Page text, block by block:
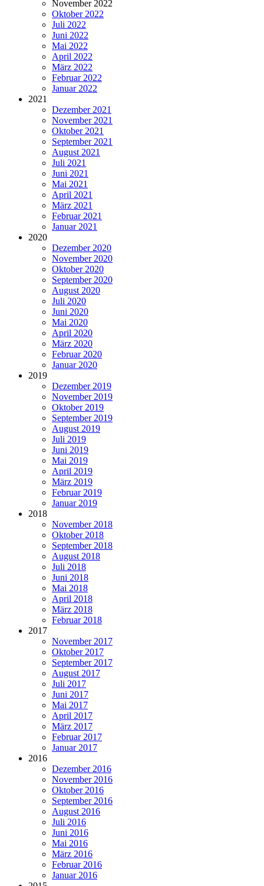
November 2022
Oktober 2022
Juli 2022
Juni 2022
Mai 2022
April 2022
März 2022
Februar 2022
Januar 2022
2021
Dezember 2021
November 2021
Oktober 2021
September 2021
August 2021
Juli 2021
Juni 2021
Mai 2021
April 2021
März 2021
Februar 2021
Januar 2021
2020
Dezember 2020
November 2020
Oktober 2020
September 2020
August 2020
Juli 2020
Juni 2020
Mai 2020
April 2020
März 2020
Februar 2020
Januar 2020
2019
Dezember 2019
November 2019
Oktober 2019
September 2019
August 2019
Juli 2019
Juni 2019
Mai 2019
April 2019
März 2019
Februar 2019
Januar 2019
2018
November 2018
Oktober 2018
September 2018
August 2018
Juli 2018
Juni 2018
Mai 2018
April 2018
März 2018
Februar 2018
2017
November 2017
Oktober 2017
September 2017
August 2017
Juli 2017
Juni 2017
Mai 2017
April 2017
März 2017
Februar 2017
Januar 2017
2016
Dezember 2016
November 2016
Oktober 2016
September 2016
August 2016
Juli 2016
Juni 2016
Mai 2016
März 2016
Februar 2016
Januar 2016